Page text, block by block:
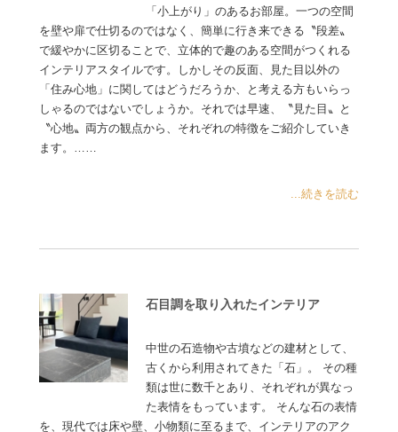
「小上がり」のあるお部屋。一つの空間
を壁や扉で仕切るのではなく、簡単に行き来できる〝段差〟
で緩やかに区切ることで、立体的で趣のある空間がつくれる
インテリアスタイルです。しかしその反面、見た目以外の
「住み心地」に関してはどうだろうか、と考える方もいらっ
しゃるのではないでしょうか。それでは早速、〝見た目〟と
〝心地〟両方の観点から、それぞれの特徴をご紹介していき
ます。……
...続きを読む
石目調を取り入れたインテリア
中世の石造物や古墳などの建材として、
古くから利用されてきた「石」。 その種
類は世に数千とあり、それぞれが異なっ
た表情をもっています。 そんな石の表情
を、現代では床や壁、小物類に至るまで、インテリアのアク